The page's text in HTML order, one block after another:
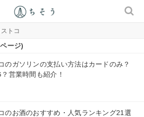
トコ
ージ)
のガソリンの支払い方法はカードのみ？
営業時間も紹介！
のお酒のおすすめ・人気ランキング21選